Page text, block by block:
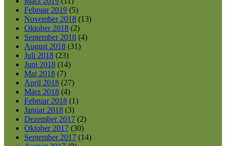
Februar 2019 (5)
November 2018 (13)
Oktober 2018 (2)
September 2018 (4)
August 2018 (31)
Juli 2018 (23)
Juni 2018 (14)
Mai 2018 (7)
April 2018 (27)
März 2018 (4)
Februar 2018 (1)
Januar 2018 (3)
Dezember 2017 (2)
Oktober 2017 (30)
September 2017 (14)